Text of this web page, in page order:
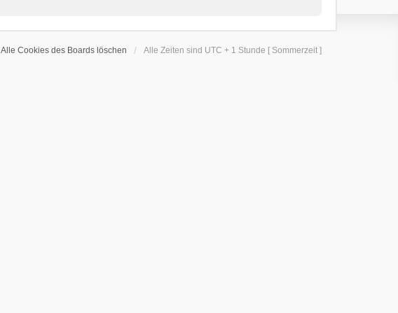
Alle Cookies des Boards löschen Alle Zeiten sind UTC + 1 Stunde [ Sommerzeit ]